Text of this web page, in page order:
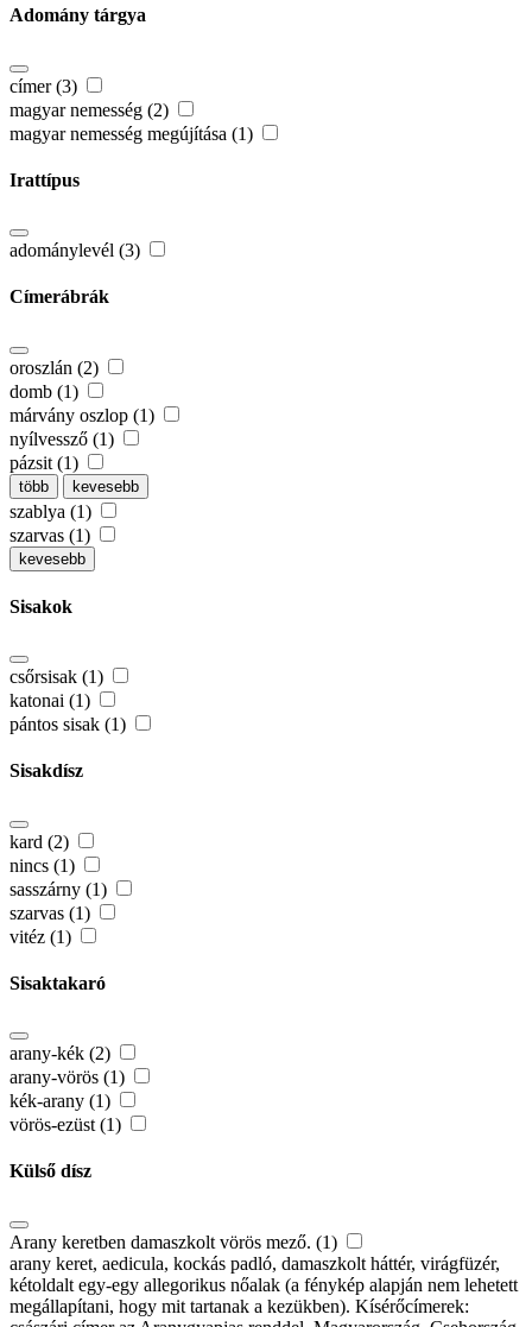
Adomány tárgya
címer (3)
magyar nemesség (2)
magyar nemesség megújítása (1)
Irattípus
adománylevél (3)
Címerábrák
oroszlán (2)
domb (1)
márvány oszlop (1)
nyílvessző (1)
pázsit (1)
több kevesebb
szablya (1)
szarvas (1)
kevesebb
Sisakok
csőrsisak (1)
katonai (1)
pántos sisak (1)
Sisakdísz
kard (2)
nincs (1)
sasszárny (1)
szarvas (1)
vitéz (1)
Sisaktakaró
arany-kék (2)
arany-vörös (1)
kék-arany (1)
vörös-ezüst (1)
Külső dísz
Arany keretben damaszkolt vörös mező. (1)
arany keret, aedicula, kockás padló, damaszkolt háttér, virágfüzér,
kétoldalt egy-egy allegorikus nőalak (a fénykép alapján nem lehetett
megállapítani, hogy mit tartanak a kezükben). Kísérőcímerek: